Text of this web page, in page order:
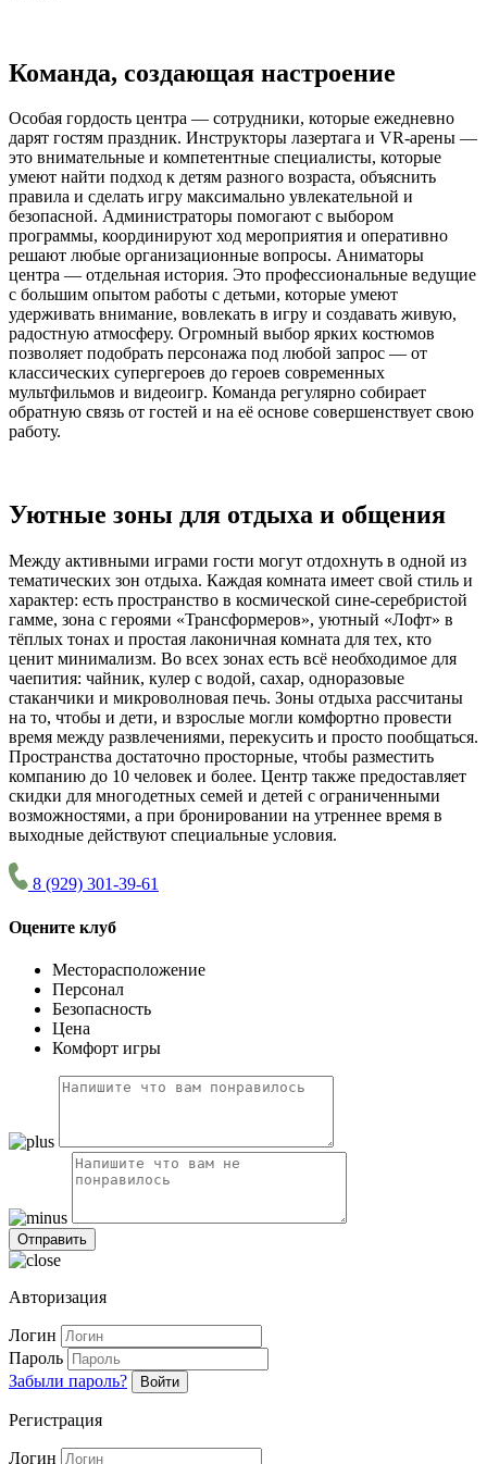
Команда, создающая настроение
Особая гордость центра — сотрудники, которые ежедневно
дарят гостям праздник. Инструкторы лазертага и VR-арены —
это внимательные и компетентные специалисты, которые
умеют найти подход к детям разного возраста, объяснить
правила и сделать игру максимально увлекательной и
безопасной. Администраторы помогают с выбором
программы, координируют ход мероприятия и оперативно
решают любые организационные вопросы. Аниматоры
центра — отдельная история. Это профессиональные ведущие
с большим опытом работы с детьми, которые умеют
удерживать внимание, вовлекать в игру и создавать живую,
радостную атмосферу. Огромный выбор ярких костюмов
позволяет подобрать персонажа под любой запрос — от
классических супергероев до героев современных
мультфильмов и видеоигр. Команда регулярно собирает
обратную связь от гостей и на её основе совершенствует свою
работу.
Уютные зоны для отдыха и общения
Между активными играми гости могут отдохнуть в одной из
тематических зон отдыха. Каждая комната имеет свой стиль и
характер: есть пространство в космической сине-серебристой
гамме, зона с героями «Трансформеров», уютный «Лофт» в
тёплых тонах и простая лаконичная комната для тех, кто
ценит минимализм. Во всех зонах есть всё необходимое для
чаепития: чайник, кулер с водой, сахар, одноразовые
стаканчики и микроволновая печь. Зоны отдыха рассчитаны
на то, чтобы и дети, и взрослые могли комфортно провести
время между развлечениями, перекусить и просто пообщаться.
Пространства достаточно просторные, чтобы разместить
компанию до 10 человек и более. Центр также предоставляет
скидки для многодетных семей и детей с ограниченными
возможностями, а при бронировании на утреннее время в
выходные действуют специальные условия.
8 (929) 301-39-61
Оцените клуб
Месторасположение
Персонал
Безопасность
Цена
Комфорт игры
Авторизация
Логин
Пароль
Забыли пароль?
Войти
Регистрация
Логин